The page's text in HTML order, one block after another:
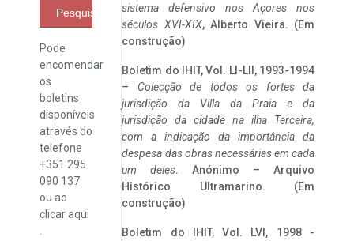
Pesquisar
Pode
encomendar
os
boletins
disponíveis
através do
telefone
+351 295
090 137
ou ao
clicaraqui
sistema defensivo nos Açores nos
séculos XVI-XIX, Alberto Vieira. (Em
construção)
Boletim do IHIT, Vol. LI-LII, 1993-1994
– Colecção de todos os fortes da
jurisdição da Villa da Praia e da
jurisdição da cidade na ilha Terceira,
com a indicação da importância da
despesa das obras necessárias em cada
um deles. Anónimo – Arquivo
Histórico Ultramarino. (Em
construção)
Boletim do IHIT, Vol. LVI, 1998 -